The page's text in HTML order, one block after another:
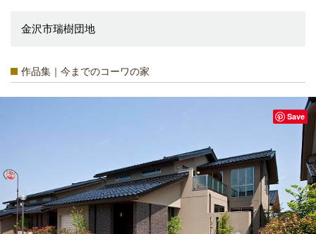
金沢市瑞樹団地
作品集｜今までのコーワの家
Save